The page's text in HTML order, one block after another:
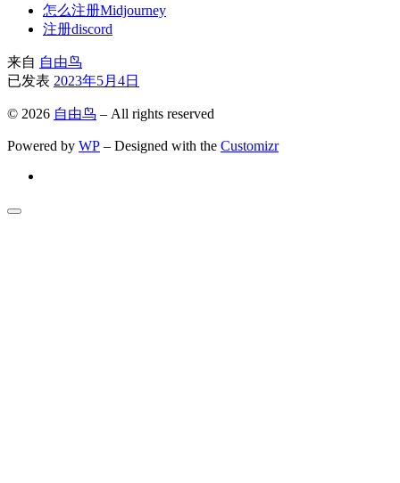
怎么注册Midjourney
注册discord
来自 自由鸟
已发表 2023年5月4日
© 2026 自由鸟 – All rights reserved
Powered by WP – Designed with the Customizr